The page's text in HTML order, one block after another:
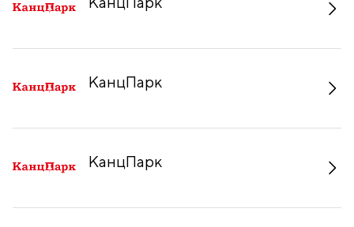
КанцПарк
КанцПарк